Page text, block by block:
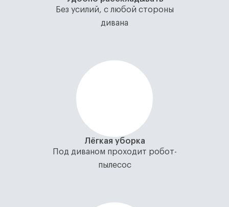
Без усилий, с любой стороны
дивана
Лёгкая уборка
Под диваном проходит робот-
пылесос